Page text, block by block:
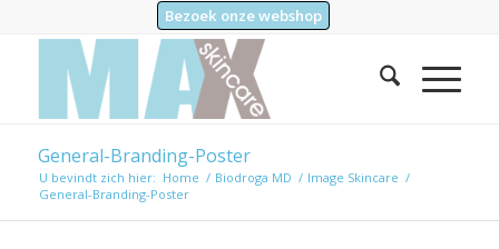
Bezoek onze webshop
General-Branding-Poster
U bevindt zich hier: Home / Biodroga MD / Image Skincare /
General-Branding-Poster